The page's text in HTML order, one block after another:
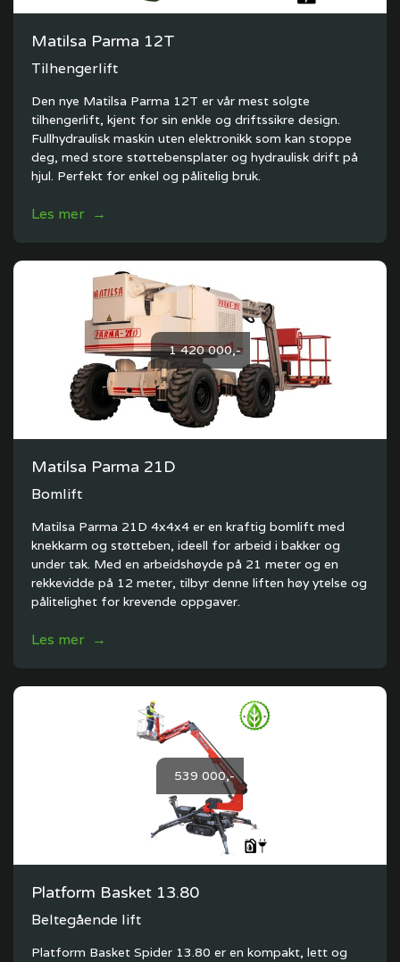
Matilsa Parma 12T
Tilhengerlift
Den nye Matilsa Parma 12T er vår mest solgte
tilhengerlift, kjent for sin enkle og driftssikre design.
Fullhydraulisk maskin uten elektronikk som kan stoppe
deg, med store støttebensplater og hydraulisk drift på
hjul. Perfekt for enkel og pålitelig bruk.
Les mer →
1 420 000,-
Matilsa Parma 21D
Bomlift
Matilsa Parma 21D 4x4x4 er en kraftig bomlift med
knekkarm og støtteben, ideell for arbeid i bakker og
under tak. Med en arbeidshøyde på 21 meter og en
rekkevidde på 12 meter, tilbyr denne liften høy ytelse og
pålitelighet for krevende oppgaver.
Les mer →
539 000,-
Platform Basket 13.80
Beltegående lift
Platform Basket Spider 13.80 er en kompakt, lett og